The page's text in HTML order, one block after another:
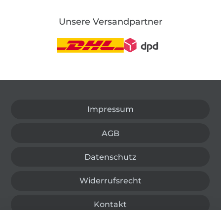
Unsere Versandpartner
Impressum
AGB
Datenschutz
Widerrufsrecht
Kontakt